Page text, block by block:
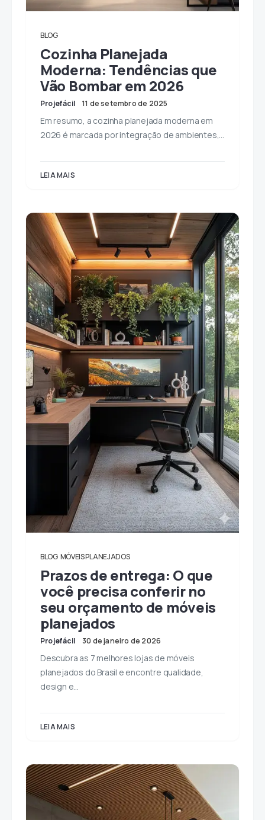
BLOG
Cozinha Planejada
Moderna: Tendências que
Vão Bombar em 2026
Projefácil 11 de setembro de 2025
Em resumo, a cozinha planejada moderna em
2026 é marcada por integração de ambientes,…
LEIA MAIS
BLOG MÓVEIS PLANEJADOS
Prazos de entrega: O que
você precisa conferir no
seu orçamento de móveis
planejados
Projefácil 30 de janeiro de 2026
Descubra as 7 melhores lojas de móveis
planejados do Brasil e encontre qualidade,
design e…
LEIA MAIS